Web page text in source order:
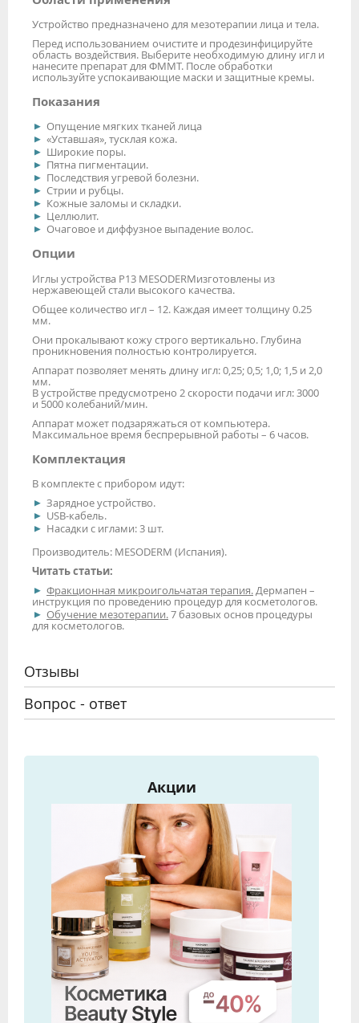
Устройство предназначено для мезотерапии лица и тела.
Перед использованием очистите и продезинфицируйте
область воздействия. Выберите необходимую длину игл и
нанесите препарат для ФММТ. После обработки
используйте успокаивающие маски и защитные кремы.
Показания
Опущение мягких тканей лица
«Уставшая», тусклая кожа.
Широкие поры.
Пятна пигментации.
Последствия угревой болезни.
Стрии и рубцы.
Кожные заломы и складки.
Целлюлит.
Очаговое и диффузное выпадение волос.
Опции
Иглы устройства P13 MESODERMизготовлены из
нержавеющей стали высокого качества.
Общее количество игл – 12. Каждая имеет толщину 0.25
мм.
Они прокалывают кожу строго вертикально. Глубина
проникновения полностью контролируется.
Аппарат позволяет менять длину игл: 0,25; 0,5; 1,0; 1,5 и 2,0
мм.
В устройстве предусмотрено 2 скорости подачи игл: 3000
и 5000 колебаний/мин.
Аппарат может подзаряжаться от компьютера.
Максимальное время беспрерывной работы – 6 часов.
Комплектация
В комплекте с прибором идут:
Зарядное устройство.
USB-кабель.
Насадки с иглами: 3 шт.
Производитель: MESODERM (Испания).
Читать статьи:
Фракционная микроигольчатая терапия.Дермапен –
инструкция по проведению процедур для косметологов.
Обучение мезотерапии.7 базовых основ процедуры
для косметологов.
Отзывы
Вопрос - ответ
Акции